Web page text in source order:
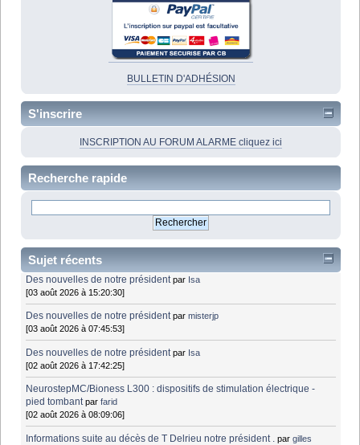
BULLETIN D'ADHÉSION
S'inscrire
INSCRIPTION AU FORUM ALARME cliquez ici
Recherche rapide
Sujet récents
Des nouvelles de notre président par Isa
[03 août 2026 à 15:20:30]
Des nouvelles de notre président parmisterjp
[03 août 2026 à 07:45:53]
Des nouvelles de notre président par Isa
[02 août 2026 à 17:42:25]
NeurostepMC/Bioness L300 : dispositifs de stimulation électrique -
pied tombant parfarid
[02 août 2026 à 08:09:06]
Informations suite au décès de T Delrieu notre président . pargilles